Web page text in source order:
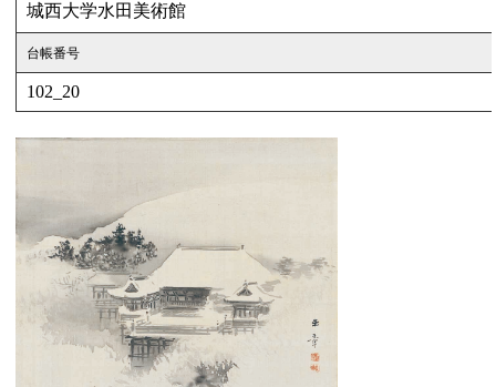
城西大学水田美術館
台帳番号
102_20